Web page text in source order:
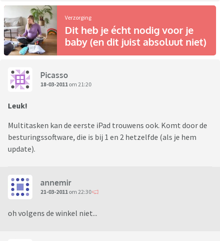
Verzorging
Dit heb je écht nodig voor je
baby (en dit juist absoluut niet)
Picasso
18-03-2011 om 21:20
Leuk!
Multitasken kan de eerste iPad trouwens ook. Komt door de
besturingssoftware, die is bij 1 en 2 hetzelfde (als je hem
update).
annemir
21-03-2011 om 22:30
oh volgens de winkel niet...